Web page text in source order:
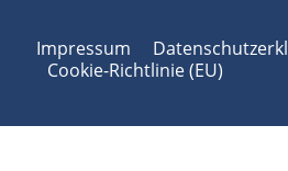
Impressum
Cookie-Richtlinie (EU)